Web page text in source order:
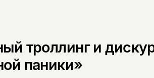
троллинг и
паники»